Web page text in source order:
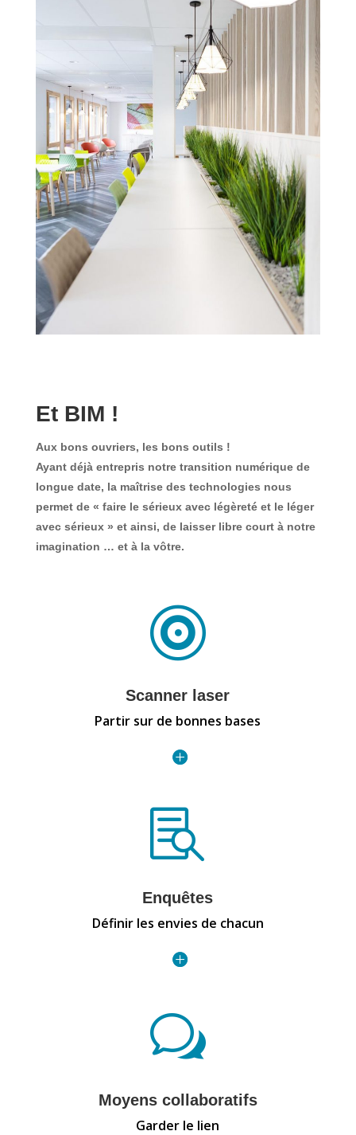
Et BIM !
Aux bons ouvriers, les bons outils !
Ayant déjà entrepris notre transition numérique de
longue date, la maîtrise des technologies nous
permet de « faire le sérieux avec légèreté et le léger
avec sérieux » et ainsi, de laisser libre court à notre
imagination … et à la vôtre.

Scanner laser
Partir sur de bonnes bases

Enquêtes
Définir les envies de chacun
w
Moyens collaboratifs
Garder le lien